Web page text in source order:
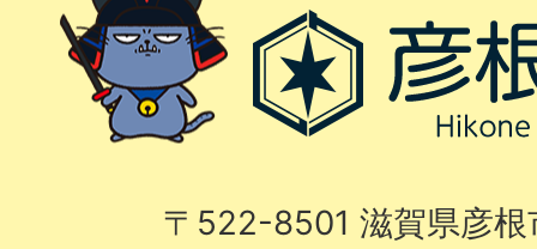
〒522-8501 滋賀県彦